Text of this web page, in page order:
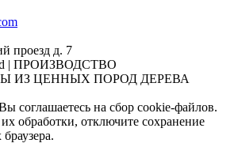
проезд д. 7
| ПРОИЗВОДСТВО
ИЗ ЦЕННЫХ ПОРОД ДЕРЕВА
соглашаетесь на сбор cookie-файлов.
обработки, отключите сохранение